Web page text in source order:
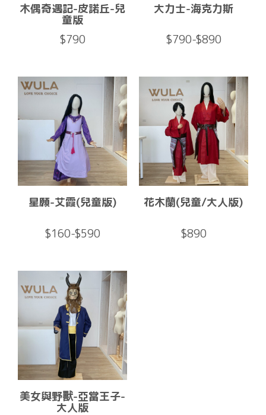
木偶奇遇記-皮諾丘-兒
童版
$790
大力士-海克力斯
$790-$890
星願-艾霞(兒童版)
$160-$590
花木蘭(兒童/大人版)
$890
美女與野獸-亞當王子-
大人版